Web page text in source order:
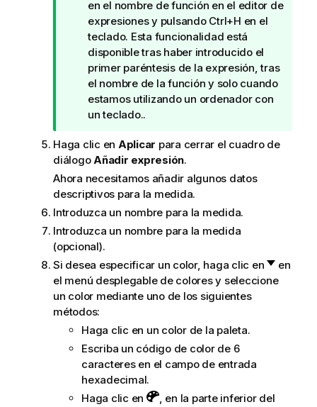
a
d
e
s
u
g
e
r
n
c
i
a
en el nombre de función en el editor de
expresiones y pulsando Ctrl+H en el
teclado. Esta funcionalidad está
disponible tras haber introducido el
primer paréntesis de la expresión, tras
el nombre de la función y solo cuando
estamos utilizando un ordenador con
un teclado..
Haga clic en Aplicar para cerrar el cuadro de
diálogoAñadir expresión.
Ahora necesitamos añadir algunos datos
descriptivos para la medida.
Introduzca un nombre para la medida.
Introduzca un nombre para la medida
(opcional).
Si desea especificar un color, haga clic en
en
el menú desplegable de colores y seleccione
un color mediante uno de los siguientes
métodos:
Haga clic en un color de la paleta.
Escriba un código de color de 6
caracteres en el campo de entrada
hexadecimal.
Haga clic en
, en la parte inferior del